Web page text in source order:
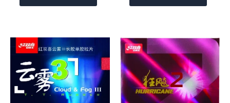
Možnosti
si
môžete
vybrať
na
si
vybrať
na